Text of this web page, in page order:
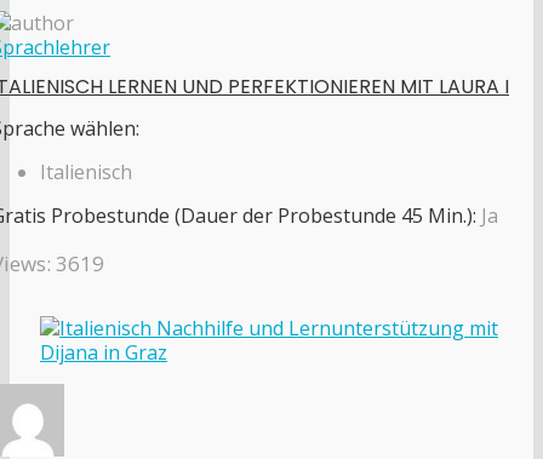
LERNEN UND PERFEKTIONIEREN MIT LAURA I
wählen:
Italienisch
Probestunde (Dauer der Probestunde 45 Min.): Ja
3619